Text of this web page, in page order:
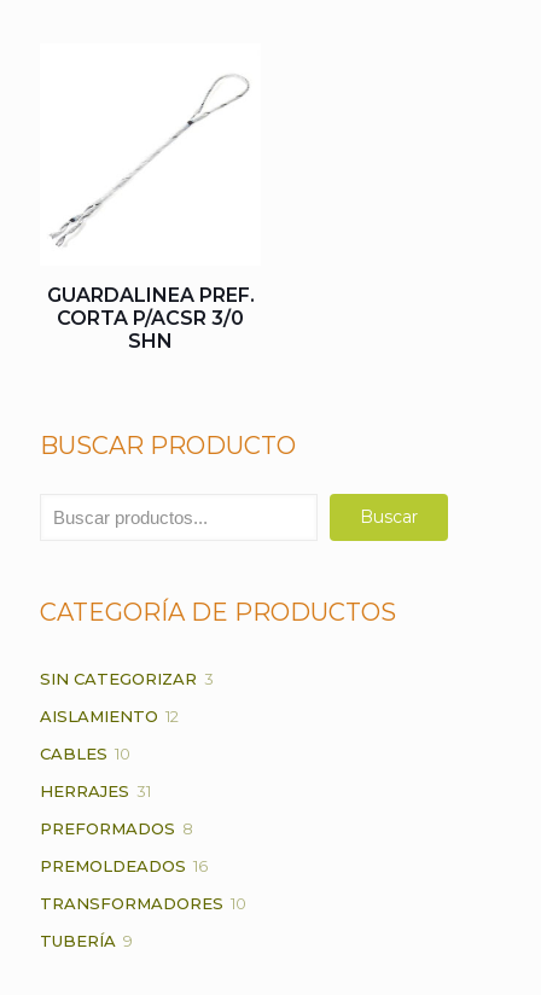
GUARDALINEA PREF.
CORTA P/ACSR 3/0
SHN
BUSCAR PRODUCTO
Buscar Buscar
CATEGORÍA DE PRODUCTOS
SIN CATEGORIZAR 3
AISLAMIENTO 12
CABLES 10
HERRAJES 31
PREFORMADOS 8
PREMOLDEADOS 1616
TRANSFORMADORES 10
TUBERÍA 9